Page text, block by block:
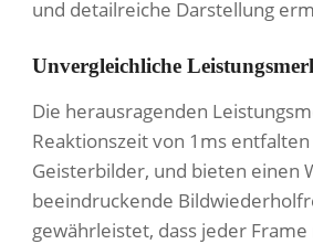
und detailreiche Darstellung
Unvergleichliche
Die herausragenden
Reaktionszeit von 1ms
Geisterbilder, und bieten einen
beeindruckende
gewährleistet, dass jeder